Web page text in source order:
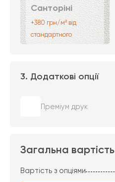
Санторіні
+380 грн/м² від
стандартного
3. Додаткові опції
Преміум друк
Загальна вартість
Вартість з опціями